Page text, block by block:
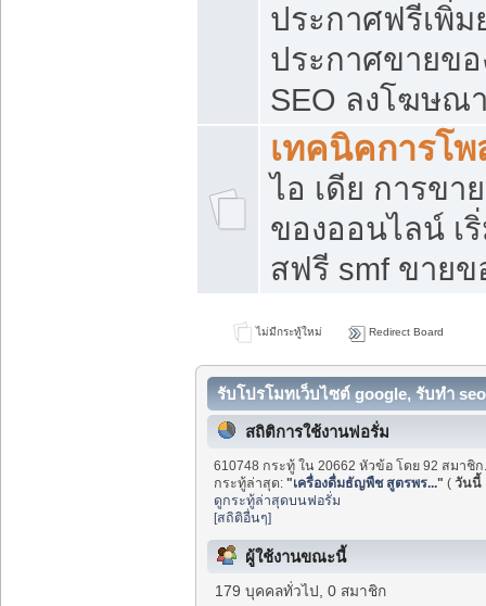
ประกาศฟรีเพิ่
ประกาศขายข
SEO ลงโฆษณ
เทคนิคการโ
ไอ เดีย การขา
ของออนไลน์ เ
สฟรี smf ขาย
ไม่มีกระทู้ใหม่ Redirect Board
รับโปรโมทเว็บไซต์ google, รับทำ
สถิติการใช้งานฟอรั่ม
610748 กระทู้ ใน 20662 หัวข้อ โดย 92 สมาชิ
กระทู้ล่าสุด:"เครื่องดื่มธัญพืช สูตรพร..." (วันนี้
ดูกระทู้ล่าสุดบนฟอรั่ม
[สถิติอื่นๆ]
ผู้ใช้งานขณะนี้
179 บุคคลทั่วไป, 0 สมาชิก